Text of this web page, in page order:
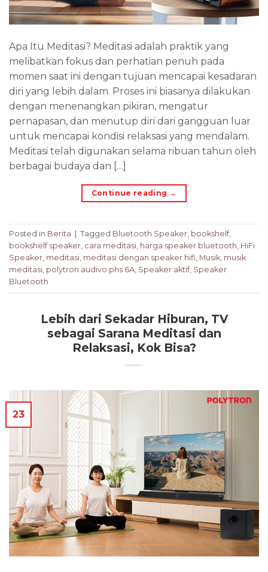
Apa Itu Meditasi? Meditasi adalah praktik yang
melibatkan fokus dan perhatian penuh pada
momen saat ini dengan tujuan mencapai kesadaran
diri yang lebih dalam. Proses ini biasanya dilakukan
dengan menenangkan pikiran, mengatur
pernapasan, dan menutup diri dari gangguan luar
untuk mencapai kondisi relaksasi yang mendalam.
Meditasi telah digunakan selama ribuan tahun oleh
berbagai budaya dan […]
Continue reading →
Posted in Berita Tagged Bluetooth Speaker, bookshelf,
bookshelf speaker, cara meditasi, harga speaker bluetooth, HiFi
Speaker, meditasi, meditasi dengan speaker hifi, Musik, musik
meditasi, polytron audivo phs 6A, Speaker aktif, Speaker
Bluetooth
Lebih dari Sekadar Hiburan, TV
sebagai Sarana Meditasi dan
Relaksasi, Kok Bisa?
23